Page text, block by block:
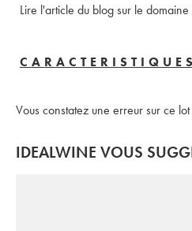
Vous constatez une erreur sur ce lot
IDEALWINE VOUS